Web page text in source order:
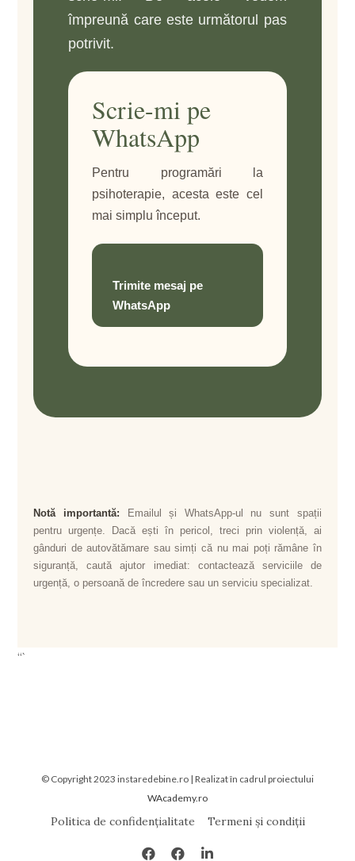
împreună care este următorul pas
potrivit.
Scrie-mi pe
WhatsApp
Pentru programări la
psihoterapie, acesta este cel
mai simplu început.
Trimite mesaj pe
WhatsApp
Notă importantă: Emailul și WhatsApp-ul nu sunt spații
pentru urgențe. Dacă ești în pericol, treci prin violență, ai
gânduri de autovătămare sau simți că nu mai poți rămâne în
siguranță, caută ajutor imediat: contactează serviciile de
urgență, o persoană de încredere sau un serviciu specializat.
“`
© Copyright 2023 instaredebine.ro | Realizat în cadrul proiectului
WAcademy.ro
Politica de confidențialitate Termeni și condiții